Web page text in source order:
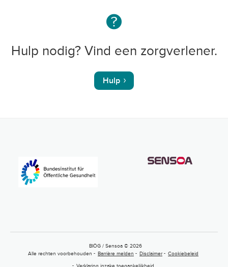
Hulp nodig? Vind een zorgverlener.
Hulp
BIÖG / Sensoa © 2026
Alle rechten voorbehouden
Barrière melden Disclaimer Cookiebeleid